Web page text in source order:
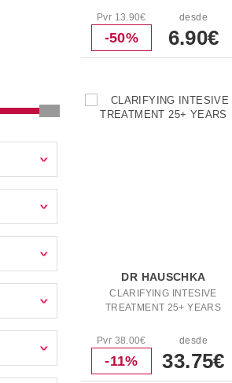
Pvr 13.90€
-50%
desde
6.90€
DR HAUSCHKA
CLARIFYING INTESIVE
TREATMENT 25+ YEARS
Pvr 38.00€
-11%
desde
33.75€